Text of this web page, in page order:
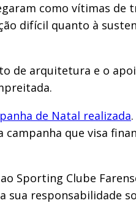
como vítimas
difícil quanto à
de arquitetura e o
de Natal realizada
que visa
Sporting Clube
sua responsabilidade